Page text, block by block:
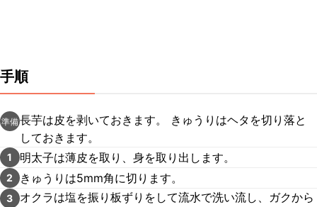
手順
準備長芋は皮を剥いておきます。 きゅうりはヘタを切り落と
しておきます。
1 明太子は薄皮を取り、身を取り出します。
2 きゅうりは5mm角に切ります。
3
オクラは塩を振り板ずりをして流水で洗い流し、ガクから